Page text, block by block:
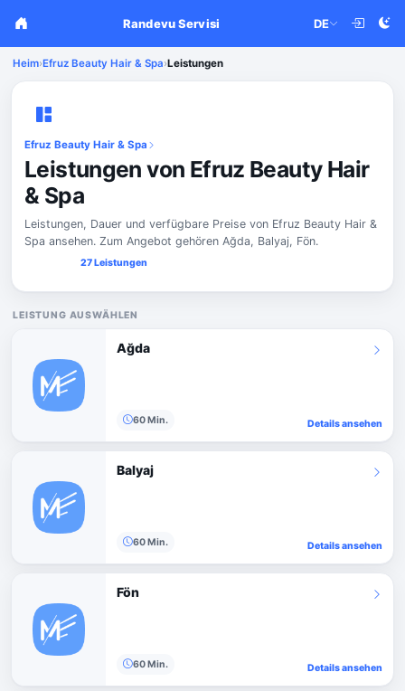
Randevu Servisi DE
Heim›Efruz Beauty Hair & Spa›Leistungen
Efruz Beauty Hair & Spa
Leistungen von Efruz Beauty Hair
& Spa
Leistungen, Dauer und verfügbare Preise von Efruz Beauty Hair &
Spa ansehen. Zum Angebot gehören Ağda, Balyaj, Fön.
27 Leistungen
LEISTUNG AUSWÄHLEN
Ağda
60 Min. Details ansehen
Balyaj
60 Min. Details ansehen
Fön
60 Min. Details ansehen